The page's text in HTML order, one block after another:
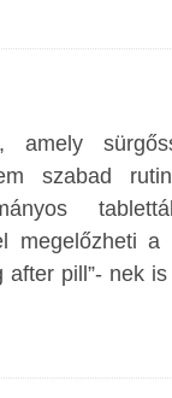
szabad
megelőzheti a
pill”- nek